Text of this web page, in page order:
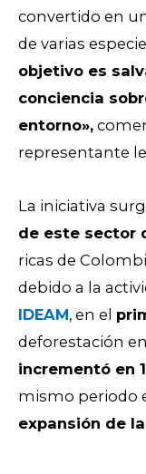
convertido en
de varias
objetivo es
conciencia
entorno»,
representante
La iniciativa
de este sector
ricas de
debido a la
IDEAM, en el
deforestación
incrementó en
mismo periodo
expansión de